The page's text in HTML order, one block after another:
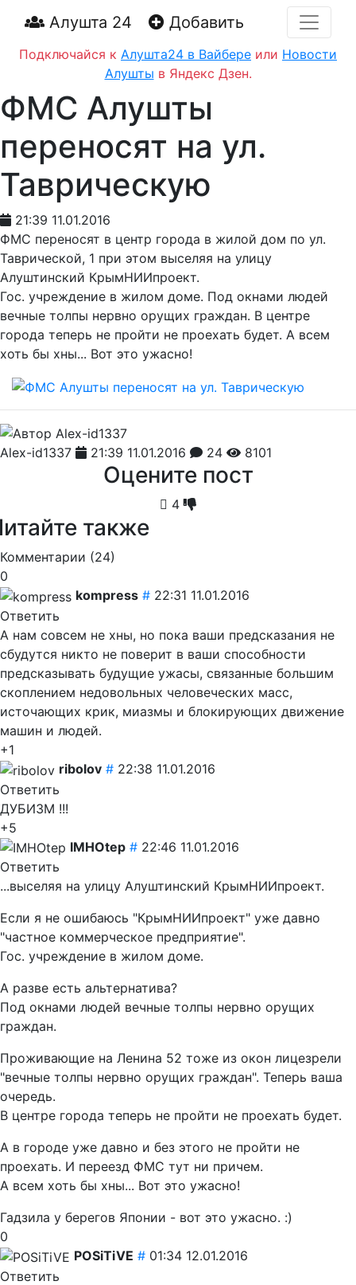
Алушта 24 Добавить
Подключайся к Алушта24 в Вайбере или Новости
Алушты в Яндекс Дзен.
ФМС Алушты
переносят на ул.
Таврическую
21:39 11.01.2016
ФМС переносят в центр города в жилой дом по ул.
Таврической, 1 при этом выселяя на улицу
Алуштинский КрымНИИпроект.
Гос. учреждение в жилом доме. Под окнами людей
вечные толпы нервно орущих граждан. В центре
города теперь не пройти не проехать будет. А всем
хоть бы хны... Вот это ужасно!
Alex-id1337 21:39 11.01.2016 24 8101
Оцените пост
4
также
Комментарии (24)
0
kompress # 22:31 11.01.2016
Ответить
А нам совсем не хны, но пока ваши предсказания не
сбудутся никто не поверит в ваши способности
предсказывать будущие ужасы, связанные большим
скоплением недовольных человеческих масс,
источающих крик, миазмы и блокирующих движение
машин и людей.
+1
ribolov # 22:38 11.01.2016
Ответить
ДУБИЗМ !!!
+5
IMHOtep # 22:46 11.01.2016
Ответить
...выселяя на улицу Алуштинский КрымНИИпроект.
Если я не ошибаюсь "КрымНИИпроект" уже давно
"частное коммерческое предприятие".
Гос. учреждение в жилом доме.
А разве есть альтернатива?
Под окнами людей вечные толпы нервно орущих
граждан.
Проживающие на Ленина 52 тоже из окон лицезрели
"вечные толпы нервно орущих граждан". Теперь ваша
очередь.
В центре города теперь не пройти не проехать будет.
А в городе уже давно и без этого не пройти не
проехать. И переезд ФМС тут ни причем.
А всем хоть бы хны... Вот это ужасно!
Гадзила у берегов Японии - вот это ужасно. :)
0
POSiTiVE # 01:34 12.01.2016
Ответить